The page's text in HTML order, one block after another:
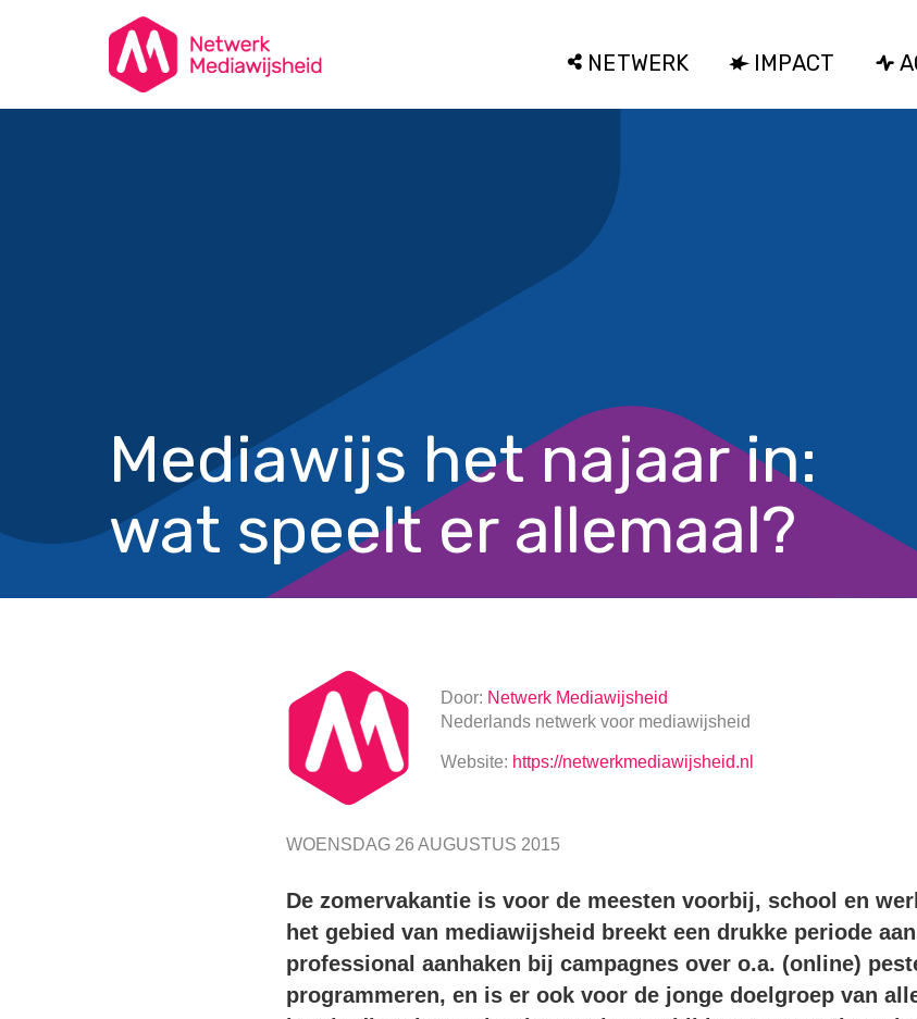
NETWERK IMPACT
Mediawijs het najaar in:
wat speelt er allemaal?
Door: Netwerk Mediawijsheid
Nederlands netwerk voor mediawijsheid
Website: https://netwerkmediawijsheid.nl
WOENSDAG 26 AUGUSTUS 2015
De zomervakantie is voor de meesten voorbij, school en
het gebied van mediawijsheid breekt een drukke periode
professional aanhaken bij campagnes over o.a. (online)
programmeren, en is er ook voor de jonge doelgroep van